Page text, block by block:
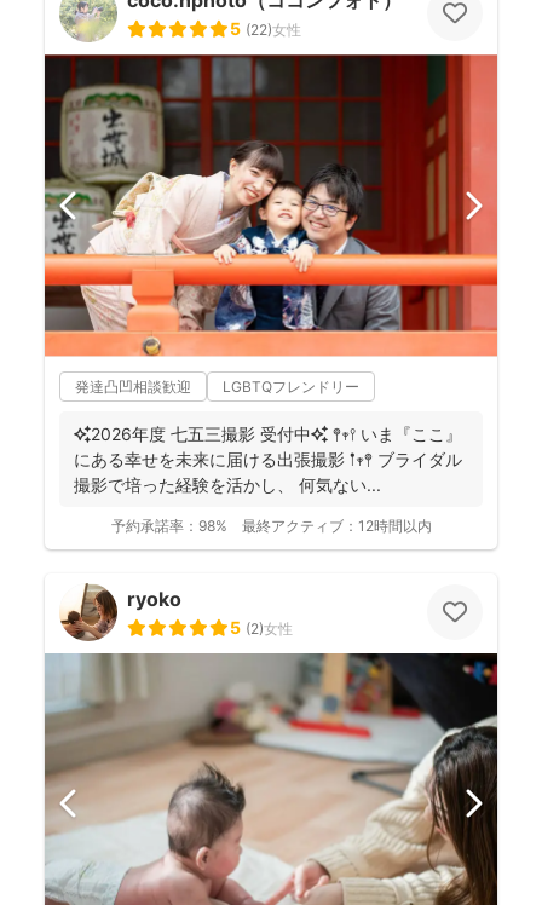
5 (22)女性
発達凸凹相談歓迎 LGBTQフレンドリー
✨2026年度 七五三撮影 受付中✨ 𖤣𖥧𖥣 いま『ここ』
にある幸せを未来に届ける出張撮影 𖡡𖥧𖤣 ブライダル
撮影で培った経験を活かし、 何気ない...
予約承諾率： 98% 最終アクティブ： 12時間以内
ryoko
5 (2)女性